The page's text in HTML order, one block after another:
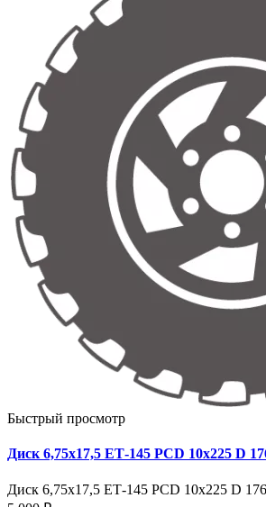
Быстрый просмотр
Диск 6,75х17,5 ЕТ-145 PCD 10x225 D
Диск 6,75х17,5 ЕТ-145 PCD 10x225 D